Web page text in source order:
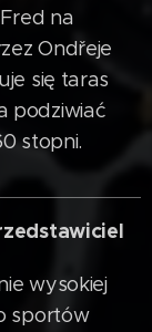
na
Ondřeje
się taras
podziwiać
stopni.
wysokiej
sportów